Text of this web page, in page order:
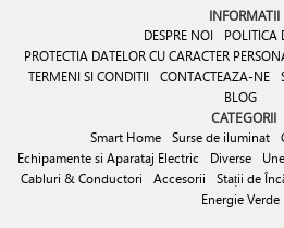
INFORMATII
DESPRE NOI
POLITICA
PROTECTIA DATELOR CU CARACTER
TERMENI SI CONDITII
CONTACTEAZA-NE
BLOG
CATEGORII
Smart Home Surse de iluminat
Echipamente si Aparataj Electric
Diverse
Cabluri & Conductori
Accesorii
Stații de
Energie Verde